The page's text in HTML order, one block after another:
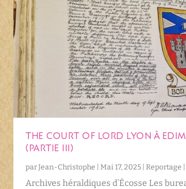
THE COURT OF LORD LYON À
(PARTIE III)
parJean-Christophe |Mai 17, 2025 |Reportage
Archives héraldiques d’Écosse Les